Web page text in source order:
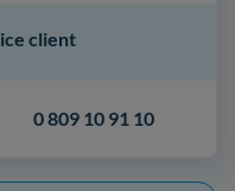
client
0 809 10 91 10